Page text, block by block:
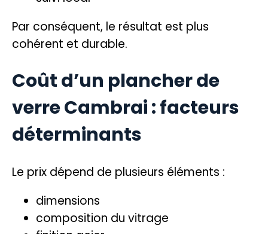
Par conséquent, le résultat est plus
cohérent et durable.
Coût d’un plancher de
verre Cambrai : facteurs
déterminants
Le prix dépend de plusieurs éléments :
dimensions
composition du vitrage